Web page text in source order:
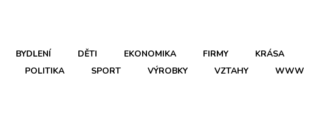
BYDLENÍ DĚTI EKONOMIKA FIRMY KRÁSA
POLITIKA
SPORT VÝROBKY VZTAHY WWW